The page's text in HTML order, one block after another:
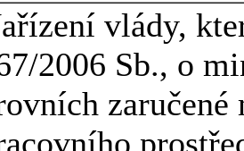
vlády,
2006 Sb., o
zaručené